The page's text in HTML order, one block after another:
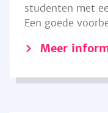
studenten met
Een goede
Meer